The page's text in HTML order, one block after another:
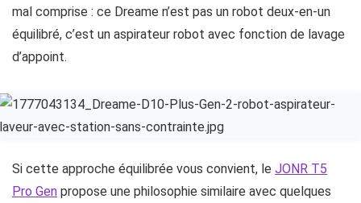
mal comprise : ce Dreame n’est pas un robot deux-en-un
équilibré, c’est un aspirateur robot avec fonction de lavage
d’appoint.
Si cette approche équilibrée vous convient, le JONR T5
Pro Gen propose une philosophie similaire avec quelques